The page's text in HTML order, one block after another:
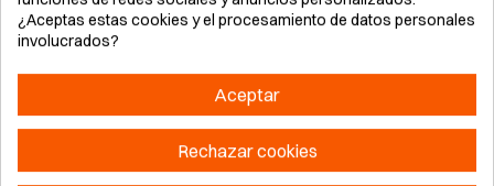
¡Infórmate de nuestras promociones antes que nadie!
¿Aceptas estas cookies y el procesamiento de datos personales
involucrados?
Aceptar
Rechazar cookies